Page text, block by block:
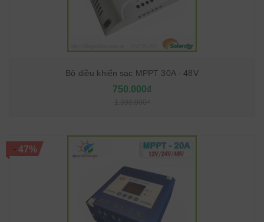
Bộ điều khiển sạc MPPT 30A - 48V
750.000₫
-47%